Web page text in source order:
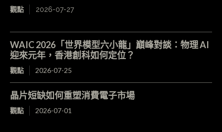
觀點 2026-07-27
WAIC 2026「世界模型六小龍」巔峰對談：物理 AI
迎來元年，香港創科如何定位？
觀點 2026-07-25
晶片短缺如何重塑消費電子市場
觀點 2026-07-01